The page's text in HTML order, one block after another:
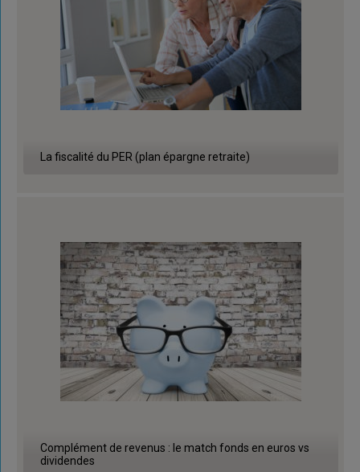
La fiscalité du PER (plan épargne retraite)
Complément de revenus : le match fonds en euros vs
dividendes